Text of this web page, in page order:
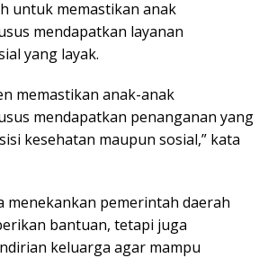
untuk memastikan anak
mendapatkan layanan
yang layak.
memastikan anak-anak
mendapatkan penanganan yang
kesehatan maupun sosial,” kata
menekankan pemerintah daerah
bantuan, tetapi juga
keluarga agar mampu